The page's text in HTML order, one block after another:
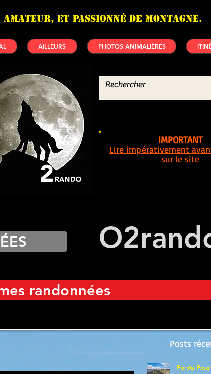
amateur, et passionné de montagne.
AILLEURS PHOTOS ANIMALIÈRES
IMPORTANT
Lire impérativement
sur le site
O2
randonnées
Posts
Pic du